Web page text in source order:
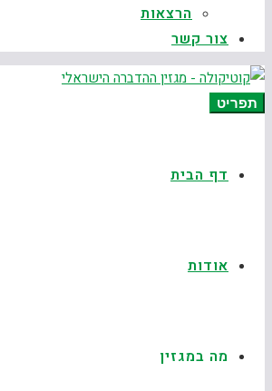
הרצאות
צור קשר
תפריט
דף הבית
אודות
מה במגזין